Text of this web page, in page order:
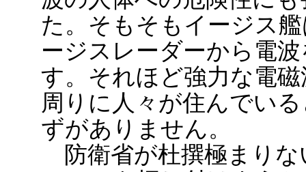
た。そもそもイージス
ージスレーダーから電
す。それほど強力な電
周りに人々が住んでい
ずがありません。
防衛省が杜撰極まりな